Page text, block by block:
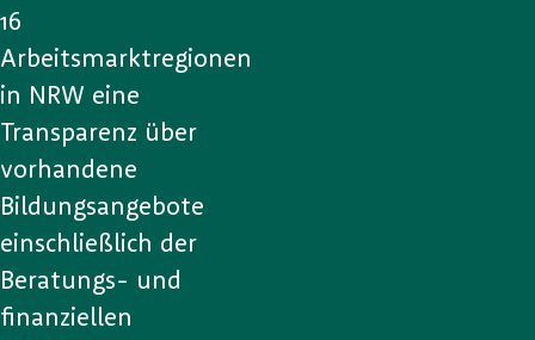
16
Arbeitsmarktregionen
in NRW eine
Transparenz über
vorhandene
Bildungsangebote
einschließlich der
Beratungs- und
finanziellen